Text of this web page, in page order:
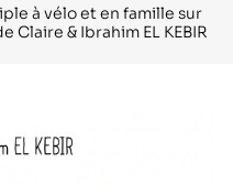
à vélo et en famille sur
Claire & Ibrahim EL KEBIR